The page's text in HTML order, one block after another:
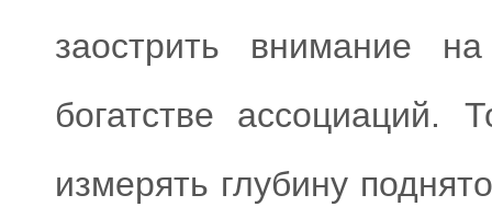
заострить внимание
богатстве ассоциаций.
измерять глубину